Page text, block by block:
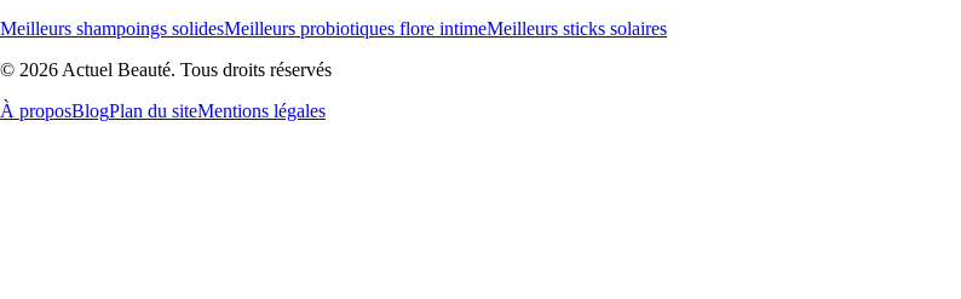
Meilleurs shampoings solidesMeilleurs probiotiques flore intimeMeilleurs sticks solaires
© 2026 Actuel Beauté. Tous droits réservés
À proposBlogPlan du siteMentions légales